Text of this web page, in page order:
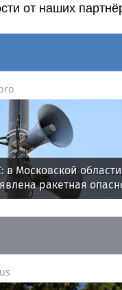
от наших
в Московской области
ракетная